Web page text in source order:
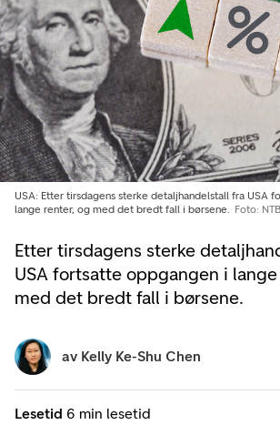
Etter tirsdagens sterke
USA fortsatte oppgangen i
med det bredt fall i børsene.
USA: Etter tirsdagens sterke detaljhandelstall fra USA
lange renter, og med det bredt fall i børsene.
Foto: NTB
Lesetid 6 min lesetid
av Kelly Ke-Shu Chen